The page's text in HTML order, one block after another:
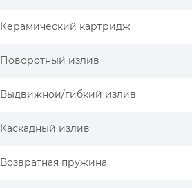
Керамический картридж
Поворотный излив
Выдвижной/гибкий излив
Каскадный излив
Возвратная пружина